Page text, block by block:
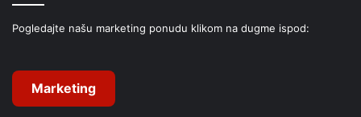
Pogledajte našu marketing ponudu klikom na dugme ispod:
Marketing